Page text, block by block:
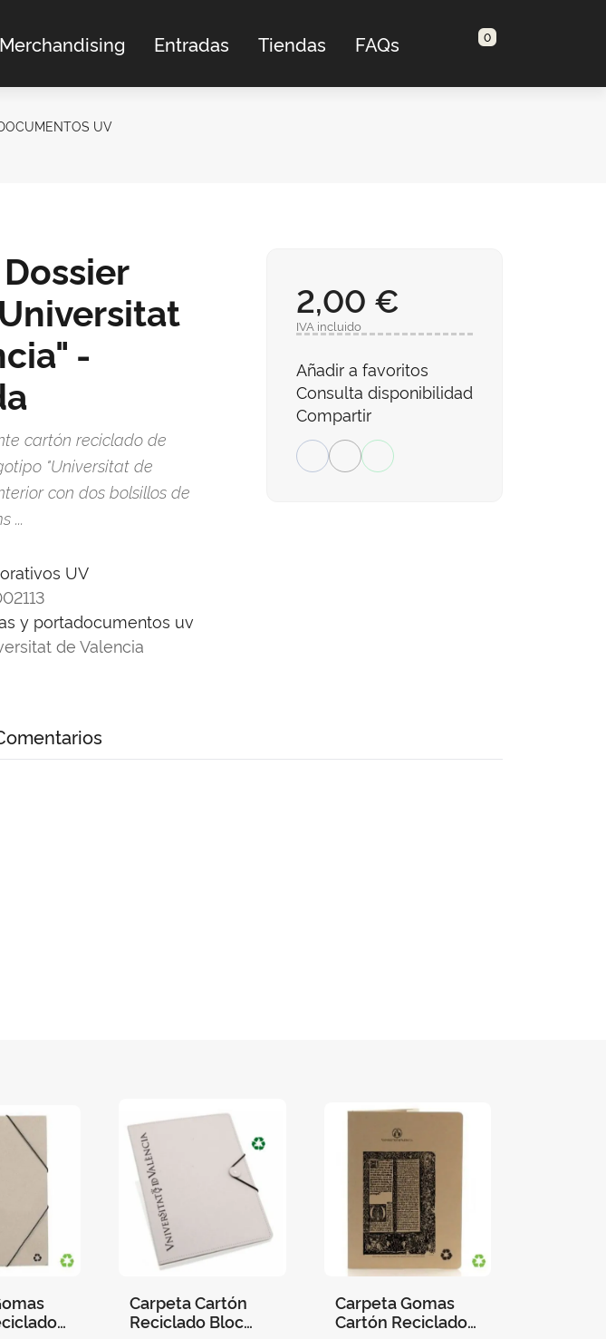
Merchandising Entradas Tiendas FAQs 0
UV
-
cartón reciclado de
"Universitat de
con dos bolsillos de
UV
y portadocumentos uv
de Valencia
2,00 €
IVA incluido
Añadir a favoritos
Consulta disponibilidad
Compartir
Carpeta Cartón
Reciclado Bloc
Carpeta Gomas
Cartón Reciclado